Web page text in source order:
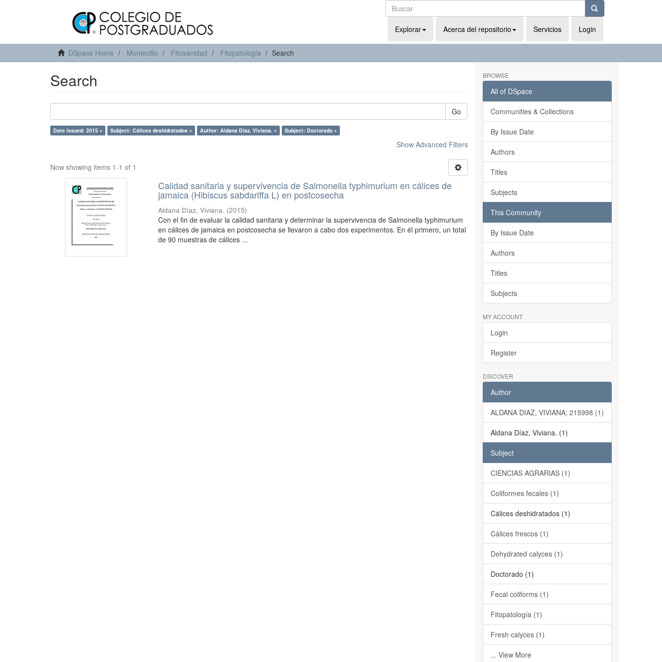
Explorar Acerca del repositorio Servicios Login
DSpace Home Montecillo Fitosanidad Fitopatología Search
Search
Go
Date issued: 2015 × Subject: Cálices deshidratados × Author: Aldana Díaz, Viviana. × Subject: Doctorado ×
Show Advanced Filters
Now showing items 1-1 of 1
Calidad sanitaria y supervivencia de Salmonella typhimurium en cálices de
jamaica (Hibiscus sabdariffa L) en postcosecha
Aldana Díaz, Viviana. (2015)
Con el fin de evaluar la calidad sanitaria y determinar la supervivencia de Salmonella typhimurium
en cálices de jamaica en postcosecha se llevaron a cabo dos experimentos. En él primero, un total
de 90 muestras de cálices ...
BROWSE
All of DSpace
Communities & Collections
By Issue Date
Authors
Titles
Subjects
This Community
By Issue Date
Authors
Titles
Subjects
MY ACCOUNT
Login
Register
DISCOVER
Author
ALDANA DIAZ, VIVIANA; 215998 (1)
Aldana Díaz, Viviana. (1)
Subject
CIENCIAS AGRARIAS (1)
Coliformes fecales (1)
Cálices deshidratados (1)
Cálices frescos (1)
Dehydrated calyces (1)
Doctorado (1)
Fecal coliforms (1)
Fitopatología (1)
Fresh calyces (1)
... View More